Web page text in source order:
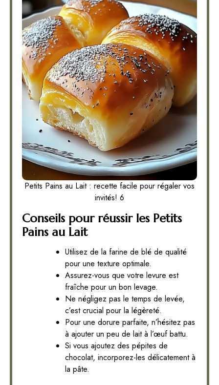
Petits Pains au Lait : recette facile pour régaler vos
invités! 6
Conseils pour réussir les Petits
Pains au Lait
Utilisez de la farine de blé de qualité
pour une texture optimale.
Assurez-vous que votre levure est
fraîche pour un bon levage.
Ne négligez pas le temps de levée,
c’est crucial pour la légèreté.
Pour une dorure parfaite, n’hésitez pas
à ajouter un peu de lait à l’œuf battu.
Si vous ajoutez des pépites de
chocolat, incorporez-les délicatement à
la pâte.